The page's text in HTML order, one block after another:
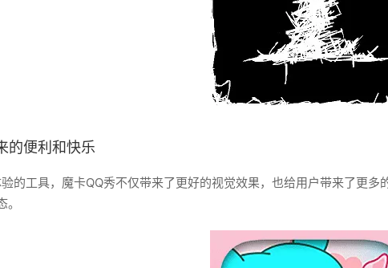
的便利和快乐
的工具，魔卡QQ秀不仅带来了更好的视觉效果，也给用户带来了更